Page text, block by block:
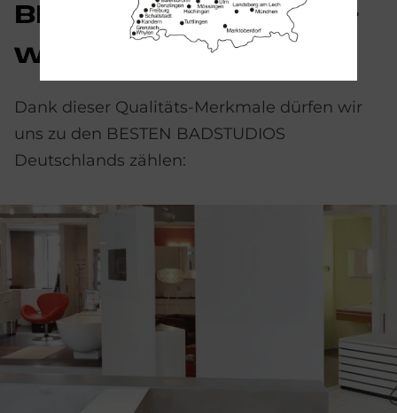
BE­STE BAD­STU­DI­OS –
wir ge­hö­ren dazu
Dank dieser Qualitäts-Merkmale dürfen wir
uns zu den BESTEN BADSTUDIOS
Deutschlands zählen: